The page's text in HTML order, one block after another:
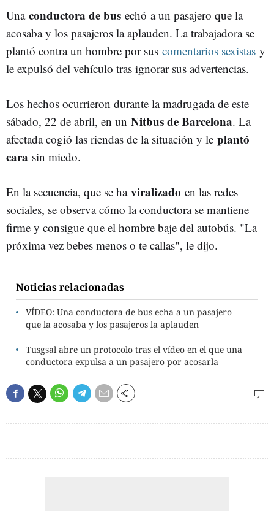
Unaconductora de bus echó a un pasajero que la
acosaba y los pasajeros la aplauden. La trabajadora se
plantó contra un hombre por sus comentarios sexistas y
le expulsó del vehículo tras ignorar sus advertencias.
Los hechos ocurrieron durante la madrugada de este
sábado, 22 de abril, en un Nitbus de Barcelona. La
afectada cogió las riendas de la situación y le plantó
cara sin miedo.
En la secuencia, que se ha viralizado en las redes
sociales, se observa cómo la conductora se mantiene
firme y consigue que el hombre baje del autobús. "La
próxima vez bebes menos o te callas", le dijo.
Noticias relacionadas
VÍDEO: Una conductora de bus echa a un pasajero
que la acosaba y los pasajeros la aplauden
Tusgsal abre un protocolo tras el vídeo en el que una
conductora expulsa a un pasajero por acosarla